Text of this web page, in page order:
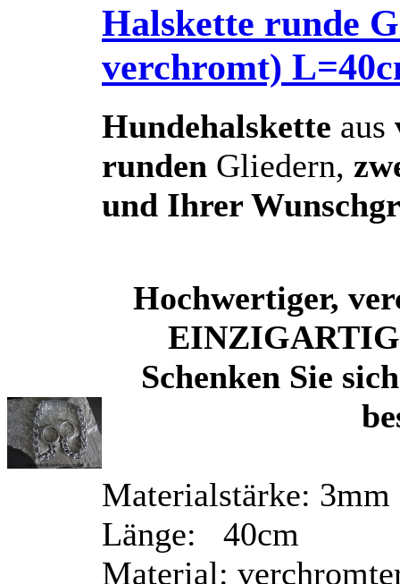
Halskette runde
verchromt)
Hundehalskette aus
runden Gliedern,
und Ihrer
Hochwertiger,
Schenken Sie
Materialstärke: 3mm
Länge: 40cm
Material: